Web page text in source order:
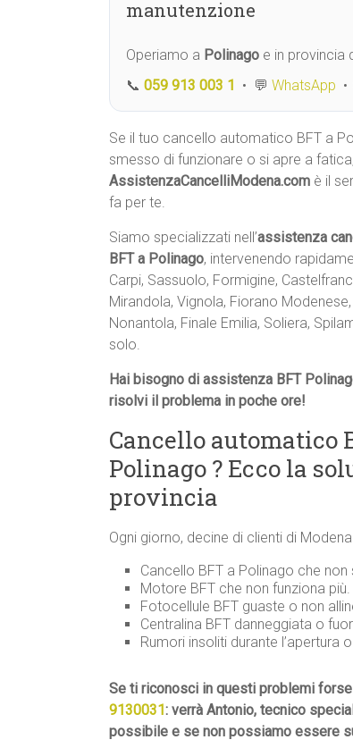
manutenzione
Operiamo a Polinago e in provincia
📞 059 913 003 1 • 💬 WhatsApp •
Se il tuo cancello automatico BFT a
smesso di funzionare o si apre a fatica,
AssistenzaCancelliModena.com è il
fa per te.
Siamo specializzati nell’assistenza
BFT a Polinago, intervenendo
Carpi, Sassuolo, Formigine,
Mirandola, Vignola, Fiorano
Nonantola, Finale Emilia, Soliera,
solo.
Hai bisogno di assistenza BFT
risolvi il problema in poche ore!
Cancello automatico
Polinago ? Ecco la
provincia
Ogni giorno, decine di clienti di
Cancello BFT a Polinago che
Motore BFT che non funziona più.
Fotocellule BFT guaste o non
Centralina BFT danneggiata o
Rumori insoliti durante l’apertura
Se ti riconosci in questi problemi
9130031 : verrà Antonio, tecnico
possibile e se non possiamo essere